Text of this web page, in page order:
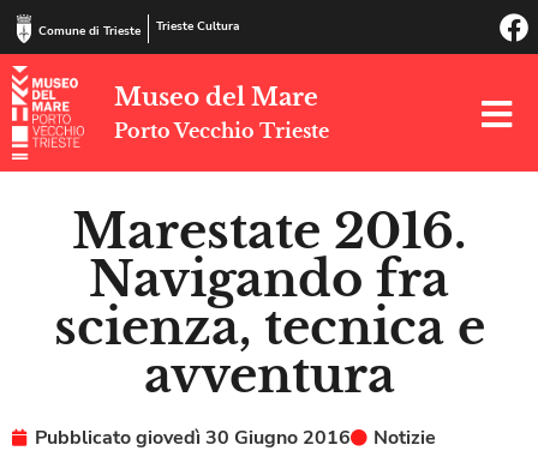
Comune di Trieste Trieste Cultura
Museo del Mare
Porto Vecchio Trieste
Marestate 2016.
Navigando fra
scienza, tecnica e
avventura
Pubblicatogiovedì 30 Giugno 2016
Notizie